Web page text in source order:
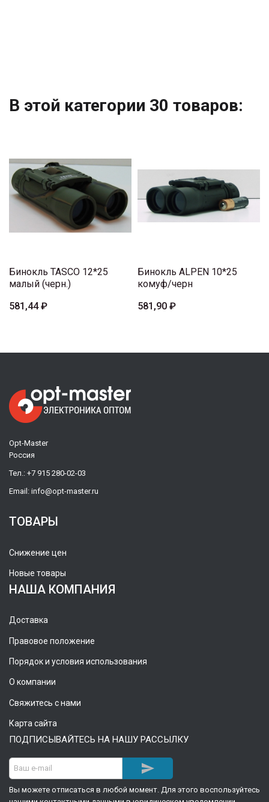
В этой категории 30 товаров:
Бинокль TASCO 12*25
малый (черн.)
581,44 ₽
Бинокль ALPEN 10*25
комуф/черн
581,90 ₽
Opt-Master
Россия
Тел.: +7 915 280-02-03
Email: info@opt-master.ru
ТОВАРЫ
Снижение цен
Новые товары
НАША КОМПАНИЯ
Доставка
Правовое положение
Порядок и условия использования
О компании
Свяжитесь с нами
Карта сайта
ПОДПИСЫВАЙТЕСЬ НА НАШУ РАССЫЛКУ

Вы можете отписаться в любой момент. Для этого воспользуйтесь